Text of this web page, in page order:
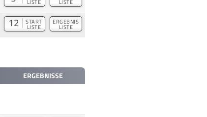
LISTE LISTE
12 START
LISTE
ERGEBNIS
LISTE
ERGEBNISSE